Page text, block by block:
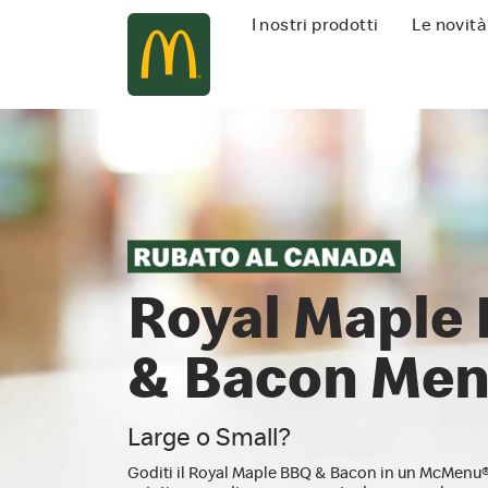
Navigazione
I nostri prodotti Le novità
Royal Maple
& Bacon
Large o Small?
Goditi il Royal Maple BBQ & Bacon in un